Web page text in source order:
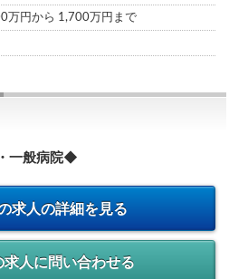
万円から 1,700万円まで
一般病院◆
求人の詳細を見る
求人に問い合わせる